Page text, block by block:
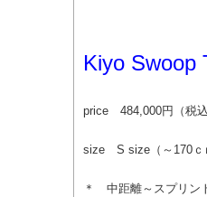
Kiyo Swoop
price 484,000円（税
size S size（～170ｃ
＊ 中距離～スプリン